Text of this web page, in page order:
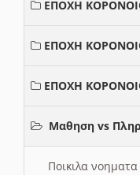
ΕΠΟΧΗ
ΕΠΟΧΗ
ΕΠΟΧΗ
Μαθηση vs
Ποικιλα